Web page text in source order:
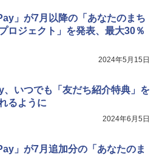
」が7月以降の「あなたのまち
ロジェクト」を発表、最大30％
2024年5月15日
、いつでも「友だち紹介特典」を
るように
2024年6月5日
」が7月追加分の「あなたのま